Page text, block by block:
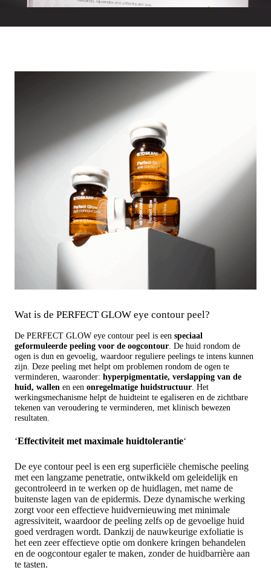
Wat is de PERFECT GLOW eye contour peel?
De PERFECT GLOW eye contour peel is een speciaal
geformuleerde peeling voor de oogcontour . De huid rondom de
ogen is dun en gevoelig, waardoor reguliere peelings te intens kunnen
zijn. Deze peeling met helpt om problemen rondom de ogen te
verminderen, waaronder: hyperpigmentatie, verslapping van de
huid, wallen en een onregelmatige huidstructuur . Het
werkingsmechanisme helpt de huidteint te egaliseren en de zichtbare
tekenen van veroudering te verminderen, met klinisch bewezen
resultaten.
‘Effectiviteit met maximale huidtolerantie‘
De eye contour peel is een erg superficiële chemische peeling
met een langzame penetratie, ontwikkeld om geleidelijk en
gecontroleerd in te werken op de huidlagen, met name de
buitenste lagen van de epidermis. Deze dynamische werking
zorgt voor een effectieve huidvernieuwing met minimale
agressiviteit, waardoor de peeling zelfs op de gevoelige huid
goed verdragen wordt. Dankzij de nauwkeurige exfoliatie is
het een zeer effectieve optie om donkere kringen behandelen
en de oogcontour egaler te maken, zonder de huidbarrière aan
te tasten.